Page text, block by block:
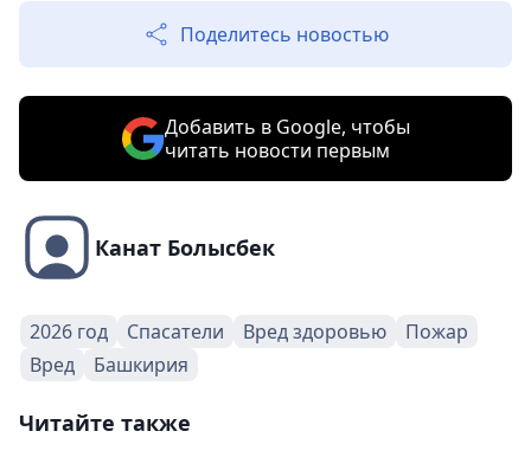
Поделитесь новостью
Добавить в Google, чтобы
читать новости первым
Канат Болысбек
2026 год Спасатели Вред здоровью
Пожар
Вред
Башкирия
Читайте также